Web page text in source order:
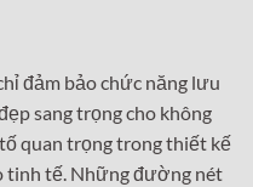
đảm bảo chức năng lưu
sang trọng cho không
quan trọng trong thiết kế
tinh tế. Những đường nét